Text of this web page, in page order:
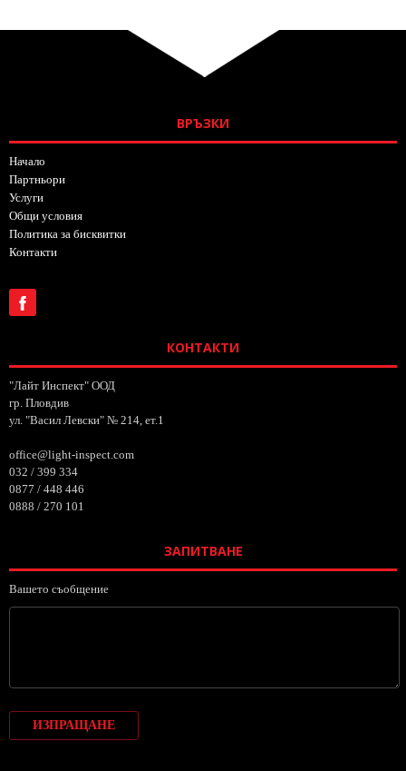
ВРЪЗКИ
Начало
Партньори
Услуги
Общи условия
Политика за бисквитки
Контакти
КОНТАКТИ
"Лайт Инспект" ООД
гр. Пловдив
ул. "Васил Левски" № 214, ет.1
office@light-inspect.com
032 / 399 334
0877 / 448 446
0888 / 270 101
ЗАПИТВАНЕ
Вашето съобщение